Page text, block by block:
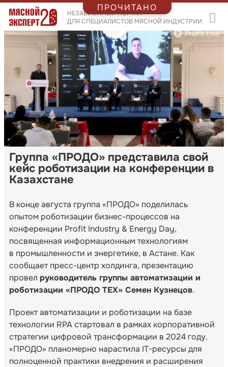
НЕЗАВИСИМЫЙ ПОРТАЛ
ДЛЯ СПЕЦИАЛИСТОВ МЯСНОЙ ИНДУСТРИИ
Группа «ПРОДО» представила свой
кейс роботизации на конференции в
Казахстане
В конце августа группа «ПРОДО» поделилась
опытом роботизации бизнес-процессов на
конференции Profit Industry & Energy Day,
посвященная информационным технологиям
в промышленности и энергетике, в Астане. Как
сообщает пресс-центр холдинга, презентацию
провел руководитель группы автоматизации и
роботизации «ПРОДО ТЕХ» Семен Кузнецов.
Проект автоматизации и роботизации на базе
технологии RPA стартовал в рамках корпоративной
стратегии цифровой трансформации в 2024 году.
«ПРОДО» планомерно нарастила IT-ресурсы для
полноценной практики внедрения и расширения
ПРОЧИТАНО